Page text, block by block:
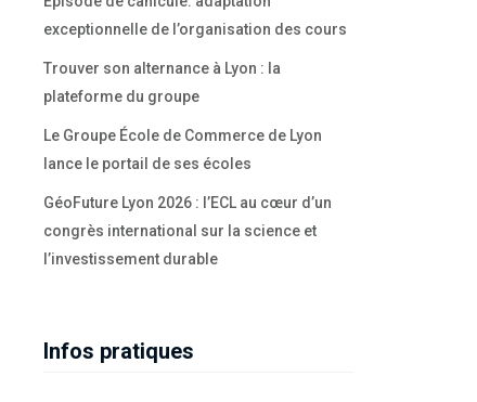
exceptionnelle de l’organisation des cours
Trouver son alternance à Lyon : la
plateforme du groupe
Le Groupe École de Commerce de Lyon
lance le portail de ses écoles
GéoFuture Lyon 2026 : l’ECL au cœur d’un
congrès international sur la science et
l’investissement durable
Infos pratiques